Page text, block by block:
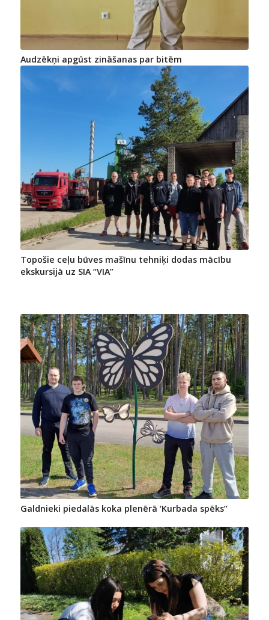
Audzēkņi apgūst zināšanas par bitēm
Topošie ceļu būves mašīnu tehniķi dodas mācību
ekskursijā uz SIA “VIA”
Galdnieki piedalās koka plenērā ‘Kurbada spēks”